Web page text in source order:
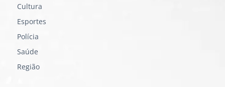
Cultura
Esportes
Polícia
Saúde
Região